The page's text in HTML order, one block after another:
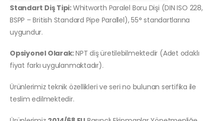
Standart Diş Tipi:Whitworth Paralel Boru Dişi (DIN ISO 228,
BSPP – British Standard Pipe Parallel), 55° standartlarına
uygundur.
Opsiyonel Olarak:NPT diş üretilebilmektedir (Adet odaklı
fiyat farkı uygulanmaktadır).
Ürünlerimiz teknik özellikleri ve seri no bulunan sertifika ile
teslim edilmektedir.